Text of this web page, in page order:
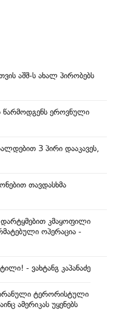
აშშ-ს ახალ პირობებს
წარმოდგენს ეროვნული
3 პირი დააკავეს,
თავდასხმა
კმაყოფილი
ოპერაცია -
- ვახტანგ კაპანაძე
ტერორისტული
ამერიკას უყენებს